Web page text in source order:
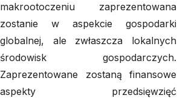
makrootoczeniu zaprezentowana
zostanie w aspekcie gospodarki
globalnej, ale zwłaszcza lokalnych
środowisk gospodarczych.
Zaprezentowane zostaną finansowe
aspekty przedsięwzięć